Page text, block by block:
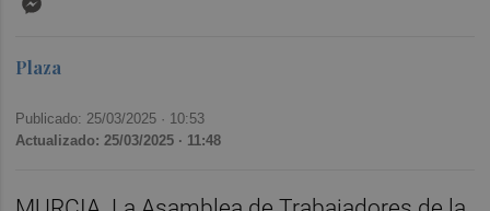
Plaza
Publicado: 25/03/2025 · 10:53
Actualizado: 25/03/2025 · 11:48